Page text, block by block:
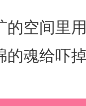
间里用
魂给吓掉